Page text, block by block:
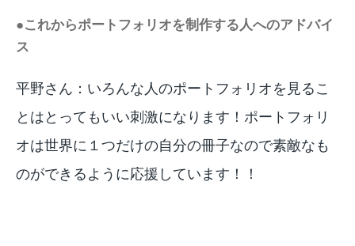
●これからポートフォリオを制作する人へのアドバイ
ス
平野さん：いろんな人のポートフォリオを見るこ
とはとってもいい刺激になります！ポートフォリ
オは世界に１つだけの自分の冊子なので素敵なも
のができるように応援しています！！